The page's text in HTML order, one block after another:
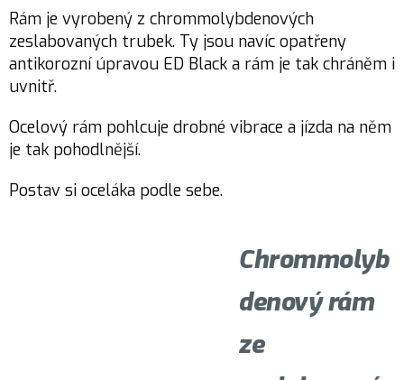
Rám je vyrobený z chrommolybdenových
zeslabovaných trubek. Ty jsou navíc opatřeny
antikorozní úpravou ED Black a rám je tak chráněm i
uvnitř.
Ocelový rám pohlcuje drobné vibrace a jízda na něm
je tak pohodlnější.
Postav si oceláka podle sebe.
Chrommolyb
denový rám
ze